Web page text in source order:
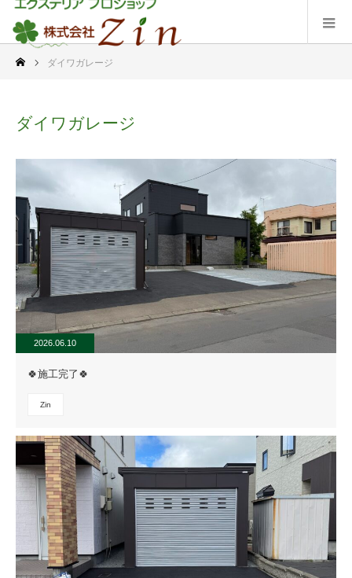
ダイワガレージ
ダイワガレージ
2026.06.10
🍀施工完了🍀
Zin